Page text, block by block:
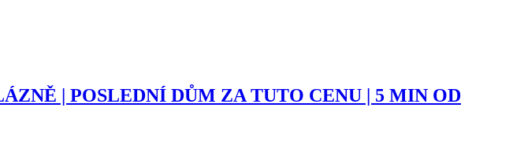
| POSLEDNÍ DŮM ZA TUTO CENU | 5 MIN OD